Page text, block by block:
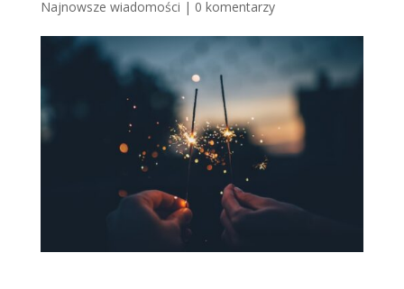
Najnowsze wiadomości | 0 komentarzy